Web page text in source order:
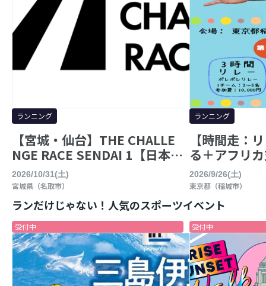
ランニング
【宮城・仙台】THE CHALLE
NGE RACE SENDAI 1【日本…
2026/10/31(土)
宮城県（名取市）
ランニング
【時間走：
る＋アフリ
2026/9/26(土)
東京都（稲城市）
ランだけじゃない！人気のスポーツイベント
受付中 受付中